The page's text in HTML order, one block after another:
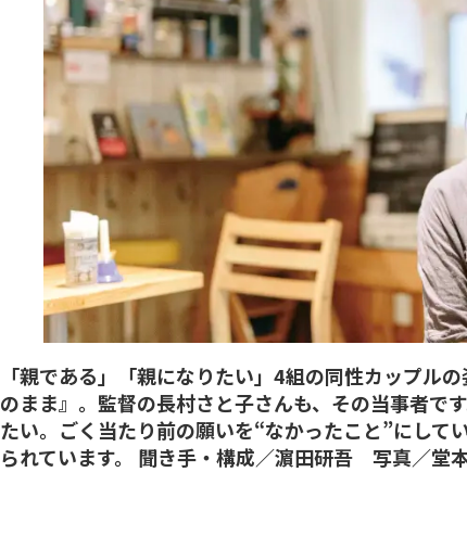
「親である」「親になりたい」4組の同性カップル
のまま』。監督の長村さと子さんも、その当事者で
たい。ごく当たり前の願いを“なかったこと”にして
られています。 聞き手・構成／濵田研吾 写真／堂